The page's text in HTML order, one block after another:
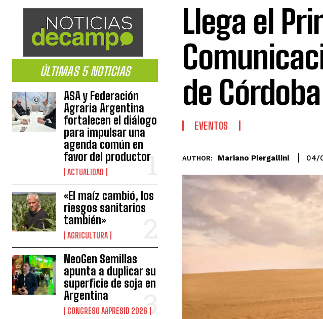
ÚLTIMAS 5 NOTICIAS
ASA y Federación
Agraria Argentina
fortalecen el diálogo
para impulsar una
agenda común en
favor del productor
ACTUALIDAD
«El maíz cambió, los
riesgos sanitarios
también»
AGRICULTURA
NeoGen Semillas
apunta a duplicar su
superficie de soja en
Argentina
CONGRESO AAPRESID 2026
Llega el
de Córdoba
EVENTOS
AUTHOR: Mariano Piergallini 04/